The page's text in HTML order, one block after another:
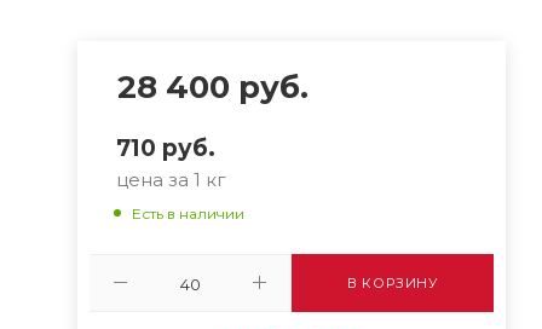
28 400 руб.
710 руб.
цена за 1 кг
Есть в наличии
В КОРЗИНУ